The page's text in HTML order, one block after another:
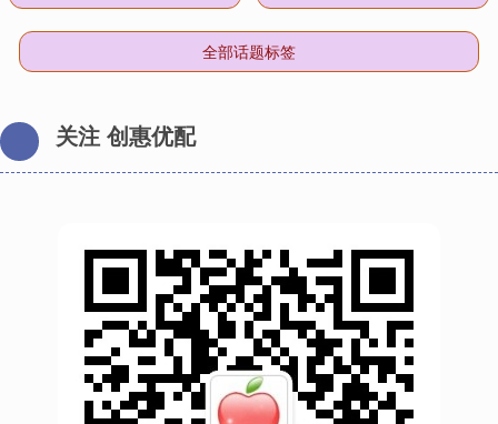
全部话题标签
关注 创惠优配